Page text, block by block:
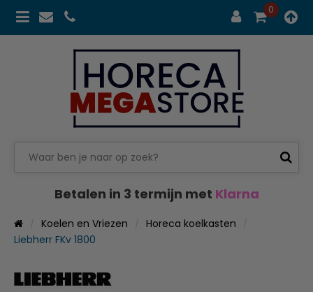
0
Betalen in 3 termijn met Klarna
Koelen en Vriezen
Horeca koelkasten
Liebherr FKv 1800